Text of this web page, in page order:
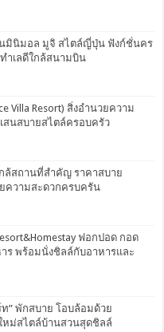
มินิมอล มูจิ สไตล์ญี่ปุ่น ฟังก์ชั่นคร
ำเลดีใกล้สนามบิน
Villa Resort) สิ่งอำนวยความ
นสบายสไตล์ครอบครัว
ล้สถานที่สำคัญ ราคาสบาย
ความสะดวกครบครัน
ฟอกปอด กอด
าร พร้อมนั่งชิลล์กับอาหารและ
” พักสบาย โอบล้อมด้วย
หม่สไตล์บ้านสวนสุดชิลล์